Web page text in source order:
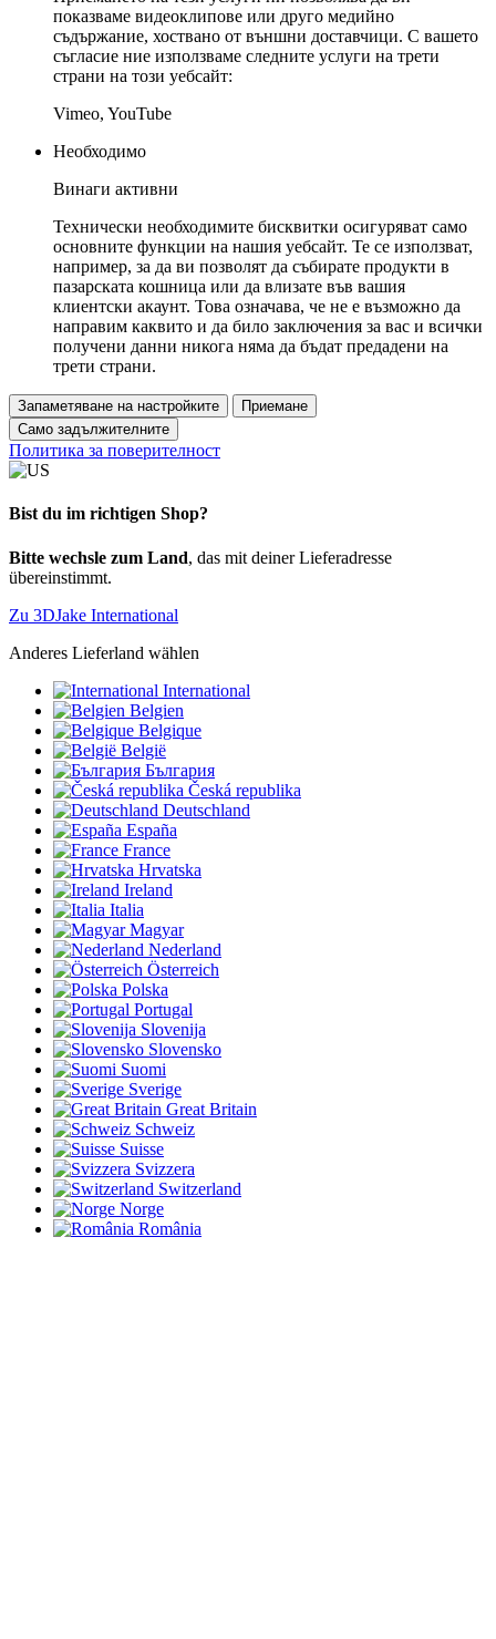
показваме видеоклипове или друго медийно
съдържание, хоствано от външни доставчици. С вашето
съгласие ние използваме следните услуги на трети
страни на този уебсайт:
Vimeo, YouTube
Необходимо
Винаги активни
Технически необходимите бисквитки осигуряват само
основните функции на нашия уебсайт. Те се използват,
например, за да ви позволят да събирате продукти в
пазарската кошница или да влизате във вашия
клиентски акаунт. Това означава, че не е възможно да
направим каквито и да било заключения за вас и всички
получени данни никога няма да бъдат предадени на
трети страни.
Запаметяване на настройките
Приемане
Само задължителните
Политика за поверителност
Bist du im richtigen Shop?
Bitte wechsle zum Land, das mit deiner Lieferadresse
übereinstimmt.
Zu 3DJake International
Anderes Lieferland wählen
International
Belgien
Belgique
België
България
Česká republika
Deutschland
España
France
Hrvatska
Ireland
Italia
Magyar
Nederland
Österreich
Polska
Portugal
Slovenija
Slovensko
Suomi
Sverige
Great Britain
Schweiz
Suisse
Svizzera
Switzerland
Norge
România